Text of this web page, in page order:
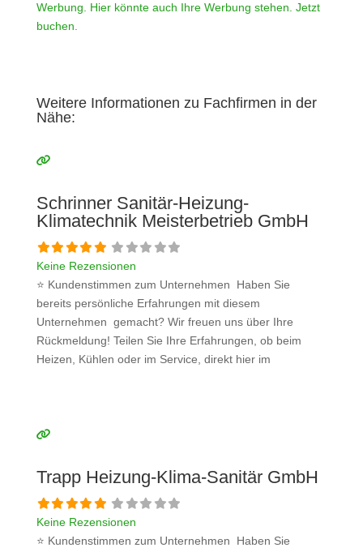
Werbung. Hier könnte auch Ihre Werbung stehen. Jetzt
buchen.
Weitere Informationen zu Fachfirmen in der
Nähe:
Schrinner Sanitär-Heizung-
Klimatechnik Meisterbetrieb GmbH
Keine Rezensionen
⭐ Kundenstimmen zum Unternehmen Haben Sie
bereits persönliche Erfahrungen mit diesem
Unternehmen gemacht? Wir freuen uns über Ihre
Rückmeldung! Teilen Sie Ihre Erfahrungen, ob beim
Heizen, Kühlen oder im Service, direkt hier im
bitte mit konkreten Details an und bleiben
Trapp Heizung-Klima-Sanitär GmbH
Keine Rezensionen
⭐ Kundenstimmen zum Unternehmen Haben Sie